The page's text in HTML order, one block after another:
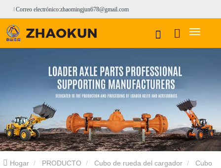
Correo electrónico:zhaomingjun678@gmail.com
Hogar PRODUCTO Cubo de rueda del cargador